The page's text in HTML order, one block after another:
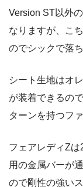
Version ST以外
なりますが、こ
のでシックで落
シート生地はオ
が装着できるの
ターンを持つフ
フェアレディZ
用の金属バーが
ので剛性の強い